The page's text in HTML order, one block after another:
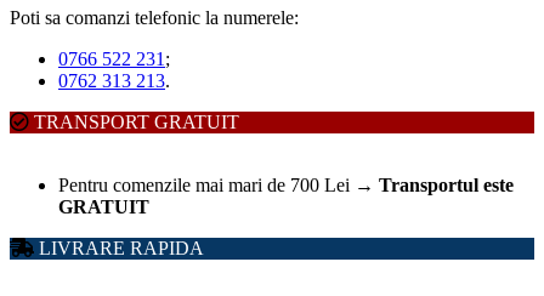
Poti sa comanzi telefonic la numerele:
0766 522 231 ;
0762 313 213.
TRANSPORT GRATUIT
Pentru comenzile mai mari de 700 Lei → Transportul este
GRATUIT
LIVRARE RAPIDA